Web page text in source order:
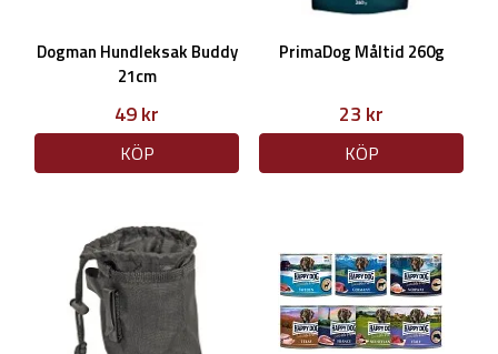
Dogman Hundleksak Buddy
21cm
49 kr
KÖP
PrimaDog Måltid 260g
23 kr
KÖP